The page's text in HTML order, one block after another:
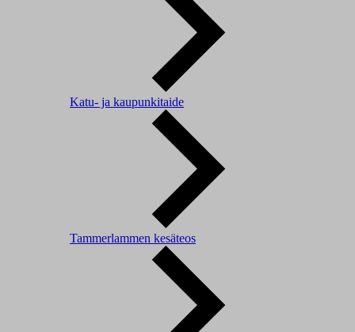
Katu- ja kaupunkitaide
Tammerlammen kesäteos